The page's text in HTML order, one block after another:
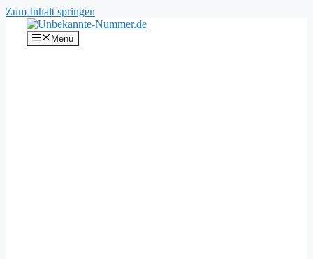
Zum Inhalt springen
Menü